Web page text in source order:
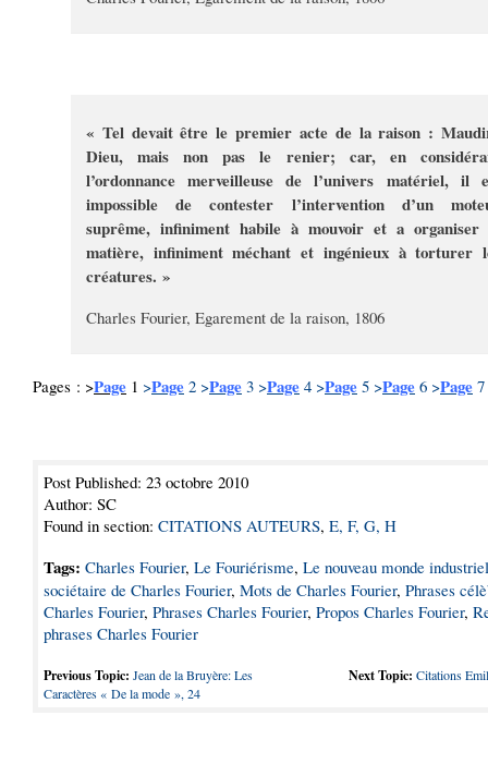
« Tel devait être le premier acte de la raison :
Dieu, mais non pas le renier; car, en
l’ordonnance merveilleuse de l’univers matériel, il
impossible de contester l’intervention d’un
suprême, infiniment habile à mouvoir et a organiser
matière, infiniment méchant et ingénieux à torturer
créatures. »
Charles Fourier, Egarement de la raison, 1806
Pages : >Page 1 >Page 2 >Page 3 >Page 4 >Page 5 >Page 6 >Page 7
Post Published: 23 octobre 2010
Author: SC
Found in section: CITATIONS AUTEURS, E, F, G, H
Tags: Charles Fourier, Le Fouriérisme, Le nouveau monde
sociétaire de Charles Fourier, Mots de Charles Fourier, Phrases
Charles Fourier, Phrases Charles Fourier, Propos Charles Fourier,
phrases Charles Fourier
Previous Topic: Jean de la Bruyère: Les
Caractères « De la mode », 24
Next Topic: Citations